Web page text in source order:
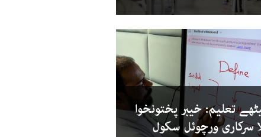
تعلیم: خیبر پختونخوا
سرکاری ورچوئل سکول